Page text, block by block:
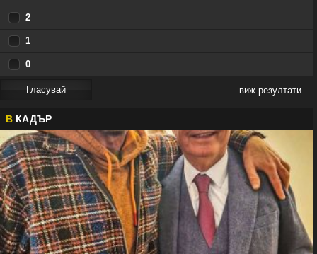
2
1
0
виж резултати
В КАДЪР